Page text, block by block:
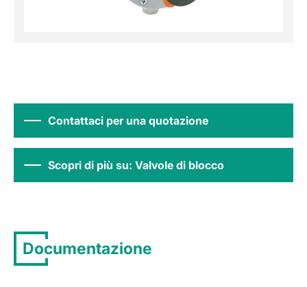
Contattaci per una quotazione
Scopri di più su: Valvole di blocco
Documentazione